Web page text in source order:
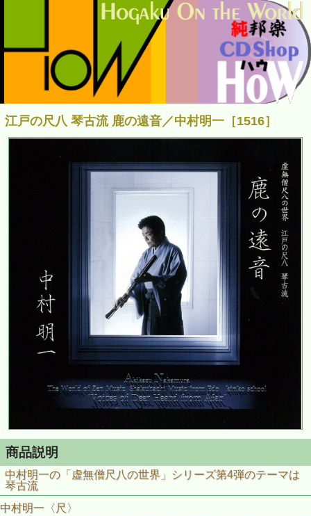
江戸の尺八 琴古流 鹿の遠音／中村明一［1516］
商品説明
中村明一の「虚無僧尺八の世界」シリーズ第4弾のテーマは
琴古流
中村明一〈尺〉